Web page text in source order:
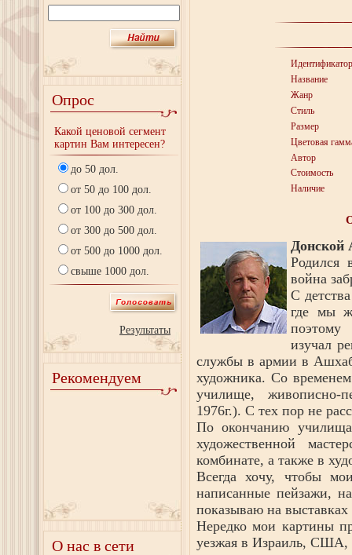
Опрос
Какой ценовой сегмент
картин Вам интересен?
до 50 дол.
от 50 до 100 дол.
от 100 до 300 дол.
от 300 до 500 дол.
от 500 до 1000 дол.
свыше 1000 дол.
Результаты
Рекомендуем
О нас в сети
Идентификатор
Название
Жанр
Стиль
Размер
Цветовая
Автор
Стоимость
Наличие
Донской
Родился
война
С
где мы
поэтому
изучал
службы в армии в
художника. Со
училище, живописно-
1976г.). С тех пор не
По окончанию
художественной
комбинате, а также в
Всегда хочу, чтобы
написанные пейзажи,
показываю на
Нередко мои картины
уезжая в Израиль, США,